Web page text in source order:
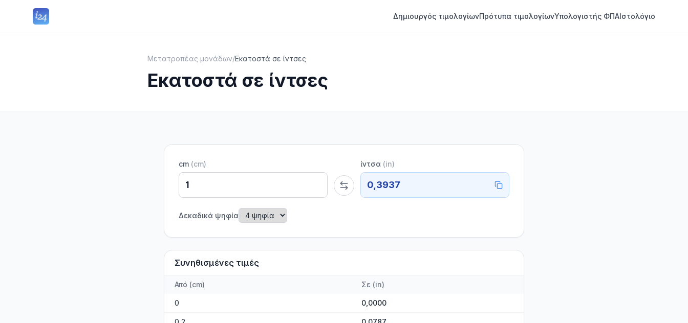
Δημιουργός τιμολογίωνΠρότυπα τιμολογίωνΥπολογιστής ΦΠΑΙστολόγιο
Μετατροπέας μονάδων/Εκατοστά σε ίντσες
Εκατοστά σε ίντσες
cm (cm) ίντσα (in)
0,3937
Δεκαδικά ψηφία
Συνηθισμένες τιμές
Από (cm) Σε (in)
0 0,0000